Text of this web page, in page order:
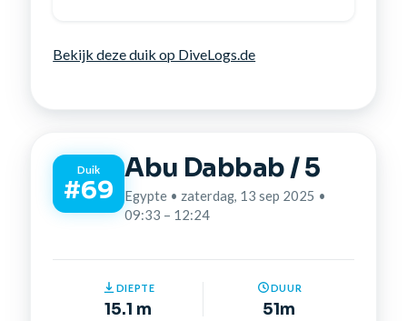
Bekijk deze duik op DiveLogs.de
Duik
#69
Abu Dabbab / 5
Egypte • zaterdag, 13 sep 2025 •
09:33 – 12:24
DIEPTE
15.1 m
DUUR
51m